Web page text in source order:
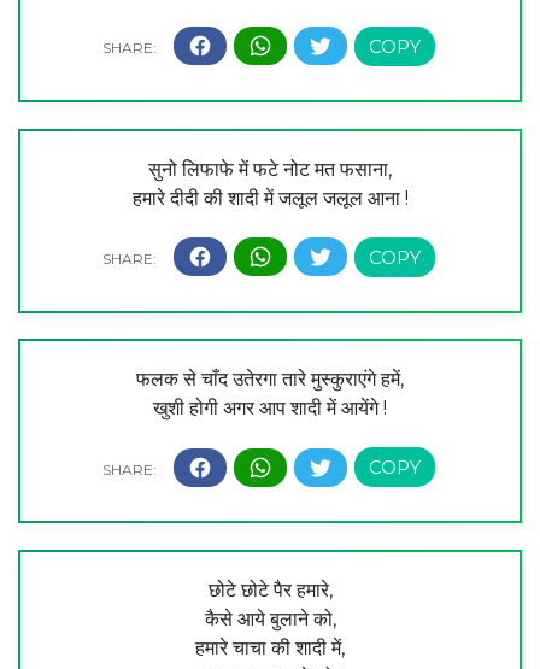
सुनो लिफाफे में फटे नोट मत फसाना,
हमारे दीदी की शादी में जलूल जलूल आना !
फलक से चाँद उतेरगा तारे मुस्कुराएंगे हमें,
खुशी होगी अगर आप शादी में आयेंगे !
छोटे छोटे पैर हमारे,
कैसे आये बुलाने को,
हमारे चाचा की शादी में,